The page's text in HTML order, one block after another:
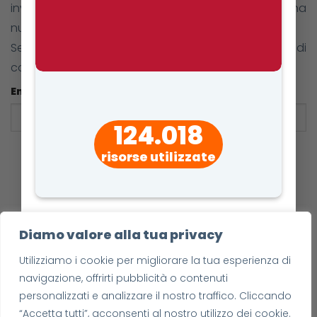
124.018
risorse utilizzate
Diamo valore alla tua privacy
Utilizziamo i cookie per migliorare la tua esperienza di
navigazione, offrirti pubblicità o contenuti
personalizzati e analizzare il nostro traffico. Cliccando
“Accetta tutti”, acconsenti al nostro utilizzo dei cookie.
invieremo una email con il tuo username e una
nuova password per accedere alla piattaforma.
Se non ti dovesse arrivare la email, ti consigliamo di
controllare la cartella
Email: